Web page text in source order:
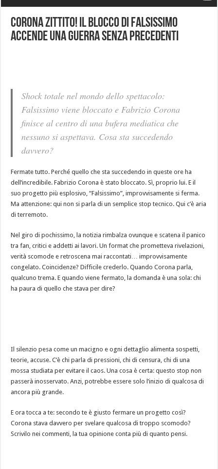
CORONA ZITTITO! IL BLOCCO DI FALSISSIMO
ACCENDE UNA GUERRA SENZA PRECEDENTI
Shock totale nel mondo dello spettacolo:
Falsissimo viene bloccato e Fabrizio Corona
finisce al centro di una bufera mediatica che
nessuno si aspettava. Cosa sta succedendo
davvero?
Fermate tutto. Perché quello che sta succedendo in queste ore ha
dell’incredibile. Fabrizio Corona è stato bloccato. Sì, proprio lui. E il
suo progetto più esplosivo, “Falsissimo”, improvvisamente si ferma.
Ma attenzione: qui non si parla di un semplice stop tecnico. Qui c’è aria
di terremoto.
Nel giro di pochissimo, la notizia rimbalza ovunque e scatena il panico
tra fan, critici e addetti ai lavori. Un format che prometteva rivelazioni,
verità scomode e retroscena mai raccontati… improvvisamente
congelato. Coincidenze? Difficile crederlo. Quando Corona parla,
qualcuno trema. E quando viene fermato, la domanda è una sola: chi
ha paura di quello che stava per dire?
Il silenzio pesa come un macigno e ogni dettaglio alimenta sospetti,
teorie, accuse. C’è chi parla di pressioni, chi di censura, chi di una
mossa studiata per evitare il caos. Una cosa è certa: questo stop non
passerà inosservato. Anzi, potrebbe essere solo l’inizio di qualcosa di
ancora più grande.
E ora tocca a te: secondo te è giusto fermare un progetto così?
Corona stava davvero per svelare qualcosa di troppo scomodo?
Scrivilo nei commenti, la tua opinione conta più di quanto pensi.